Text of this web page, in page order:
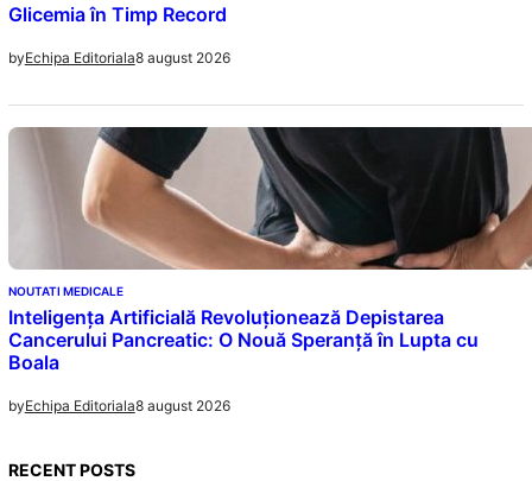
Glicemia în Timp Record
byEchipa Editoriala8 august 2026
NOUTATI MEDICALE
Inteligența Artificială Revoluționează Depistarea
Cancerului Pancreatic: O Nouă Speranță în Lupta cu
Boala
byEchipa Editoriala8 august 2026
RECENT POSTS